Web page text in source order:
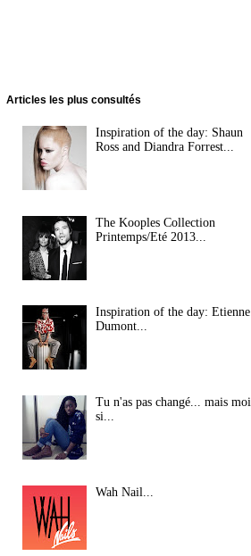
Articles les plus consultés
Inspiration of the day: Shaun
Ross and Diandra Forrest...
The Kooples Collection
Printemps/Eté 2013...
Inspiration of the day: Etienne
Dumont...
Tu n'as pas changé... mais moi
si...
Wah Nail...